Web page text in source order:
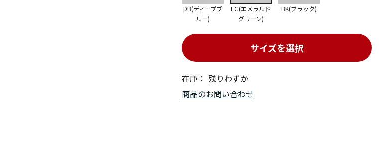
在庫： 残りわずか
サイズを選択
DB(ディープブ
ルー)
EG(エメラルド
グリーン)
BK(ブラック)
商品のお問い合わせ